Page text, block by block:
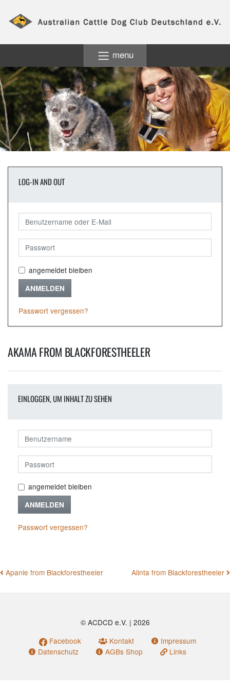
menu
LOG-IN AND OUT
angemeldet bleiben
ANMELDEN
Passwort vergessen?
AKAMA FROM BLACKFORESTHEELER
EINLOGGEN, UM INHALT ZU SEHEN
angemeldet bleiben
ANMELDEN
Passwort vergessen?
BEITRAGSNAVIGATION
Apanie from Blackforestheeler Alinta from Blackforestheeler
© ACDCD e.V. | 2026
Facebook
Kontakt
Impressum
Datenschutz
AGBs Shop Links